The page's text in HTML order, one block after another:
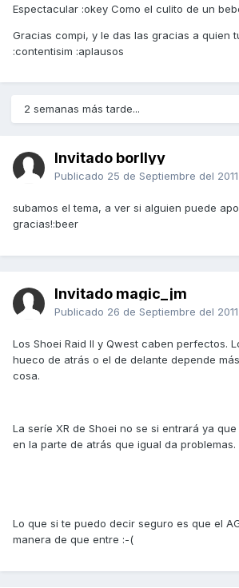
Espectacular :okey Como el culito de un
Gracias compi, y le das las gracias a quien
:contentisim :aplausos
2 semanas más tarde...
Invitado borllyy
Publicado 25 de Septiembre del 2011
subamos el tema, a ver si alguien puede
gracias!:beer
Invitado magic_jm
Publicado 26 de Septiembre del 2011
Los Shoei Raid II y Qwest caben perfectos.
hueco de atrás o el de delante depende
cosa.
La seríe XR de Shoei no se si entrará ya
en la parte de atrás que igual da problemas.
Lo que si te puedo decir seguro es que el
manera de que entre :-(